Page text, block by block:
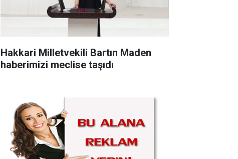
Hakkari Milletvekili Bartın Maden
haberimizi meclise taşıdı